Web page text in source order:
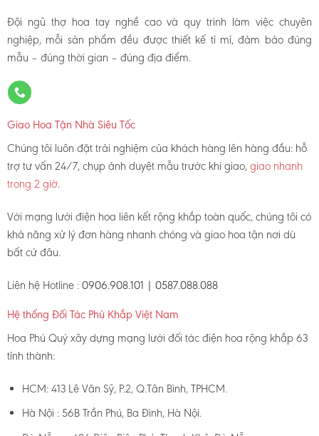
Đội ngũ thợ hoa tay nghề cao và quy trình làm việc chuyên
nghiệp, mỗi sản phẩm đều được thiết kế tỉ mỉ, đảm bảo đúng
mẫu – đúng thời gian – đúng địa điểm.
Giao Hoa Tận Nhà Siêu Tốc
Chúng tôi luôn đặt trải nghiệm của khách hàng lên hàng đầu: hỗ
trợ tư vấn 24/7, chụp ảnh duyệt mẫu trước khi giao,giao nhanh
trong 2 giờ.
Với mạng lưới điện hoa liên kết rộng khắp toàn quốc, chúng tôi có
khả năng xử lý đơn hàng nhanh chóng và giao hoa tận nơi dù
bất cứ đâu.
Liên hệ Hotline : 0906.908.101 | 0587.088.088
Hệ thống Đối Tác Phủ Khắp Việt Nam
Hoa Phú Quý xây dựng mạng lưới đối tác điện hoa rộng khắp 63
tỉnh thành:
HCM: 413 Lê Văn Sỹ, P.2, Q.Tân Bình, TPHCM.
Hà Nội : 56B Trần Phú, Ba Đình, Hà Nội.